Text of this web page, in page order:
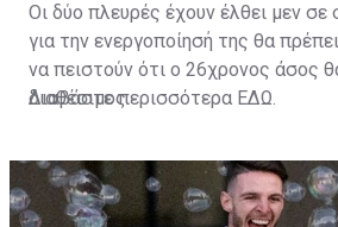
Οι δύο πλευρές έχουν έλθει μεν
για την ενεργοποίησή της θα
να πειστούν ότι ο 26χρονος άσος
διαθέσιμος.
Διαβάστε περισσότερα ΕΔΩ.